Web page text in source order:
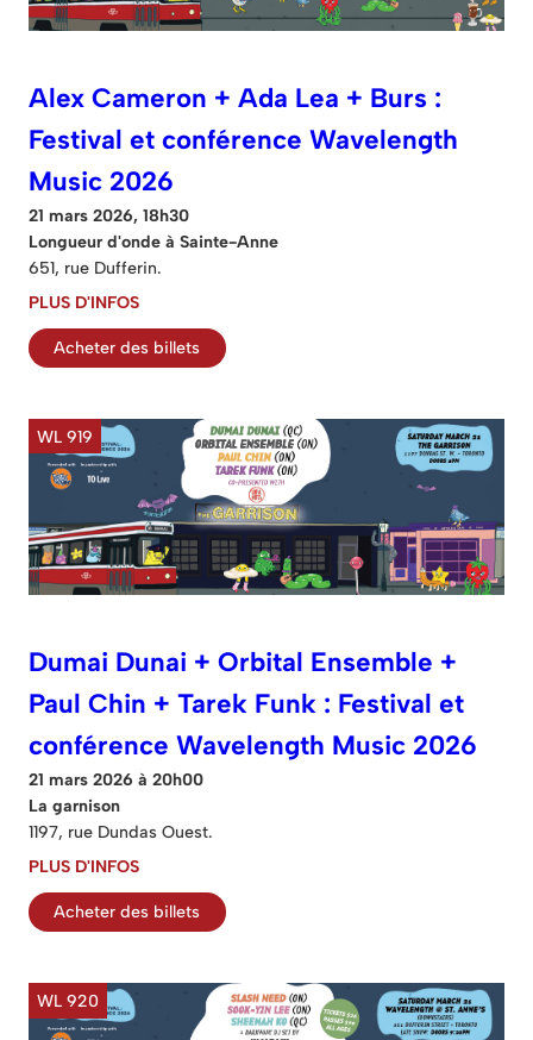
Alex Cameron + Ada Lea + Burs :
Festival et conférence Wavelength
Music 2026
21 mars 2026, 18h30
Longueur d'onde à Sainte-Anne
651, rue Dufferin.
PLUS D'INFOS
Acheter des billets
WL 919
Dumai Dunai + Orbital Ensemble +
Paul Chin + Tarek Funk : Festival et
conférence Wavelength Music 2026
21 mars 2026 à 20h00
La garnison
1197, rue Dundas Ouest.
PLUS D'INFOS
Acheter des billets
WL 920